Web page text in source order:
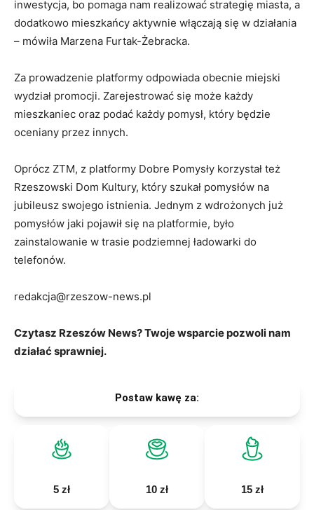
inwestycja, bo pomaga nam realizować strategię miasta, a
dodatkowo mieszkańcy aktywnie włączają się w działania
– mówiła Marzena Furtak-Żebracka.
Za prowadzenie platformy odpowiada obecnie miejski
wydział promocji. Zarejestrować się może każdy
mieszkaniec oraz podać każdy pomysł, który będzie
oceniany przez innych.
Oprócz ZTM, z platformy Dobre Pomysły korzystał też
Rzeszowski Dom Kultury, który szukał pomysłów na
jubileusz swojego istnienia. Jednym z wdrożonych już
pomysłów jaki pojawił się na platformie, było
zainstalowanie w trasie podziemnej ładowarki do
telefonów.
redakcja@rzeszow-news.pl
Czytasz Rzeszów News? Twoje wsparcie pozwoli nam
działać sprawniej.
Postaw kawę za:
5 zł 10 zł 15 zł